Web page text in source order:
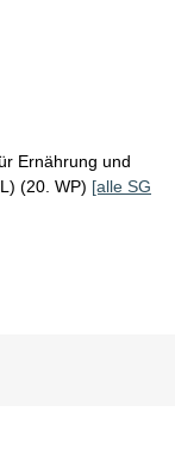
Ernährung und
(20. WP) [alle SG